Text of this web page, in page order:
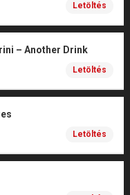
Letöltés
– Another Drink
Letöltés
Letöltés